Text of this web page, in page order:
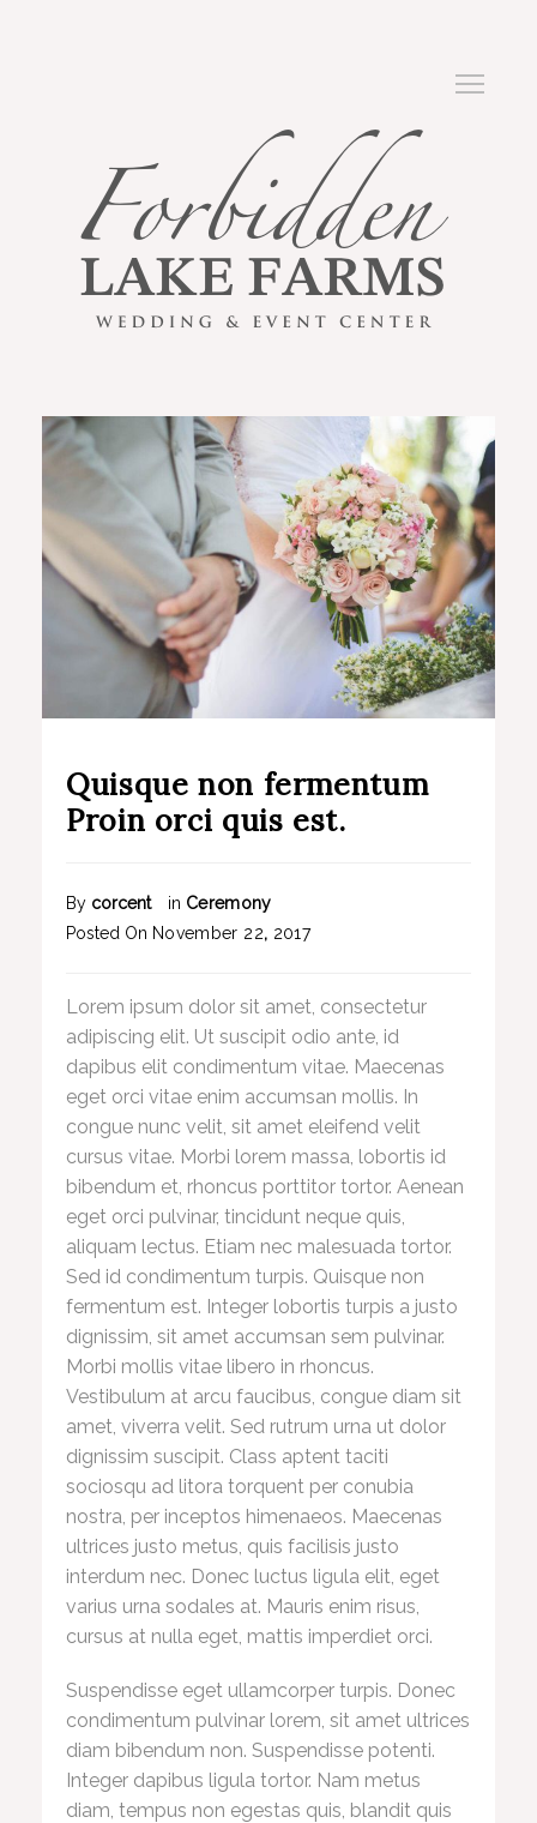
Quisque non fermentum
Proin orci quis est.
By corcent in Ceremony
Posted On November 22, 2017
Lorem ipsum dolor sit amet, consectetur
adipiscing elit. Ut suscipit odio ante, id
dapibus elit condimentum vitae. Maecenas
eget orci vitae enim accumsan mollis. In
congue nunc velit, sit amet eleifend velit
cursus vitae. Morbi lorem massa, lobortis id
bibendum et, rhoncus porttitor tortor. Aenean
eget orci pulvinar, tincidunt neque quis,
aliquam lectus. Etiam nec malesuada tortor.
Sed id condimentum turpis. Quisque non
fermentum est. Integer lobortis turpis a justo
dignissim, sit amet accumsan sem pulvinar.
Morbi mollis vitae libero in rhoncus.
Vestibulum at arcu faucibus, congue diam sit
amet, viverra velit. Sed rutrum urna ut dolor
dignissim suscipit. Class aptent taciti
sociosqu ad litora torquent per conubia
nostra, per inceptos himenaeos. Maecenas
ultrices justo metus, quis facilisis justo
interdum nec. Donec luctus ligula elit, eget
varius urna sodales at. Mauris enim risus,
cursus at nulla eget, mattis imperdiet orci.
Suspendisse eget ullamcorper turpis. Donec
condimentum pulvinar lorem, sit amet ultrices
diam bibendum non. Suspendisse potenti.
Integer dapibus ligula tortor. Nam metus
diam, tempus non egestas quis, blandit quis